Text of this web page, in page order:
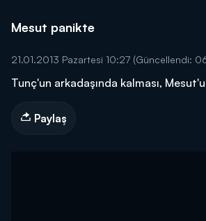
Mesut panikte
21.01.2013 Pazartesi 10:27 (Güncellendi:
Tunç'un arkadaşında kalması,
Paylaş